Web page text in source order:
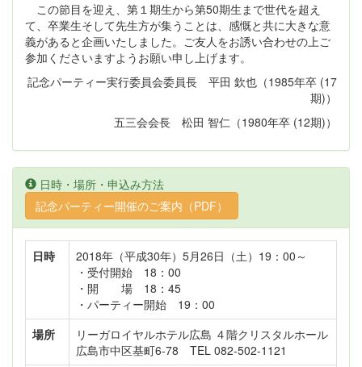
この節目を迎え、第１期生から第50期生まで世代を超え
て、卒業生そして先生方が集うことは、感慨と共に大きな意
義があると企画いたしました。ご友人をお誘い合わせの上ご
参加くださいますようお願い申し上げます。
記念パーティー実行委員会委員長 平田 欽也（1985年卒 (17
期)）
五三会会長 松田 智仁（1980年卒 (12期)）
日時・場所・申込み方法
記念パーティー開催のご案内（PDF）
日時
2018年（平成30年）5月26日（土）19：00～
・受付開始 18：00
・開 場 18：45
・パーティー開始 19：00
場所
リーガロイヤルホテル広島 ４階クリスタルホール
広島市中区基町6-78 TEL 082-502-1121